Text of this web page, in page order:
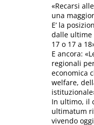
«Recarsi
una
E’ la
dalle ultime
17 o 17 a
E ancora:
regionali
economica
welfare,
In ultimo, il
ultimatum
vivendo